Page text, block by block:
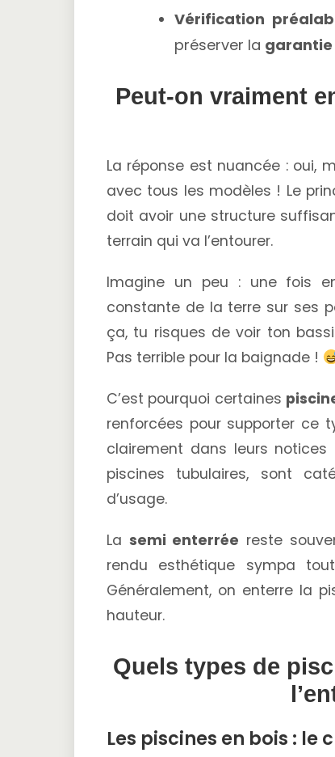
Vérification
préserver la garantie
Peut-on vraiment
La réponse est nuancée : oui,
avec tous les modèles ! Le
doit avoir une structure
terrain qui va l’entourer.
Imagine un peu : une fois
constante de la terre sur ses
ça, tu risques de voir ton
Pas terrible pour la baignade !
C’est pourquoi certaines
renforcées pour supporter ce
clairement dans leurs notices
piscines tubulaires, sont
d’usage.
La semi enterrée reste
rendu esthétique sympa
Généralement, on enterre la
hauteur.
Quels types de
Les piscines en bois : le